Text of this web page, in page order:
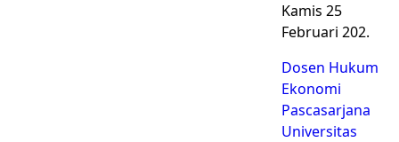
Kamis 25
Februari 202.
Dosen Hukum
Ekonomi
Pascasarjana
Universitas